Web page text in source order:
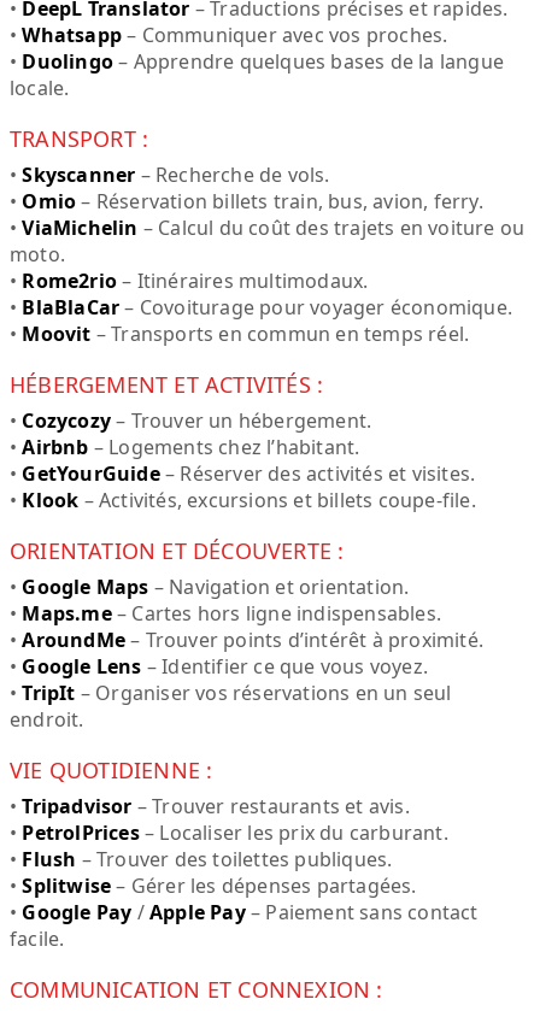
• DeepL Translator – Traductions précises et rapides.
•Whatsapp– Communiquer avec vos proches.
• Duolingo– Apprendre quelques bases de la langue
locale.
TRANSPORT :
•Skyscanner – Recherche de vols.
• Omio– Réservation billets train, bus, avion, ferry.
•ViaMichelin – Calcul du coût des trajets en voiture ou
moto.
• Rome2rio– Itinéraires multimodaux.
• BlaBlaCar– Covoiturage pour voyager économique.
• Moovit – Transports en commun en temps réel.
HÉBERGEMENT ET ACTIVITÉS :
• Cozycozy– Trouver un hébergement.
•Airbnb – Logements chez l’habitant.
• GetYourGuide– Réserver des activités et visites.
• Klook – Activités, excursions et billets coupe-file.
ORIENTATION ET DÉCOUVERTE :
• Google Maps – Navigation et orientation.
• Maps.me– Cartes hors ligne indispensables.
•AroundMe– Trouver points d’intérêt à proximité.
• Google Lens – Identifier ce que vous voyez.
•TripIt – Organiser vos réservations en un seul
endroit.
VIE QUOTIDIENNE :
•Tripadvisor – Trouver restaurants et avis.
• PetrolPrices– Localiser les prix du carburant.
• Flush – Trouver des toilettes publiques.
•Splitwise– Gérer les dépenses partagées.
• Google Pay /Apple Pay– Paiement sans contact
facile.
COMMUNICATION ET CONNEXION :